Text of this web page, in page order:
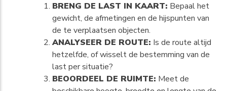
BRENG DE LAST IN KAART: Bepaal het
gewicht, de afmetingen en de hijspunten van
de te verplaatsen objecten.
ANALYSEER DE ROUTE: Is de route altijd
hetzelfde, of wisselt de bestemming van de
last per situatie?
BEOORDEEL DE RUIMTE: Meet de